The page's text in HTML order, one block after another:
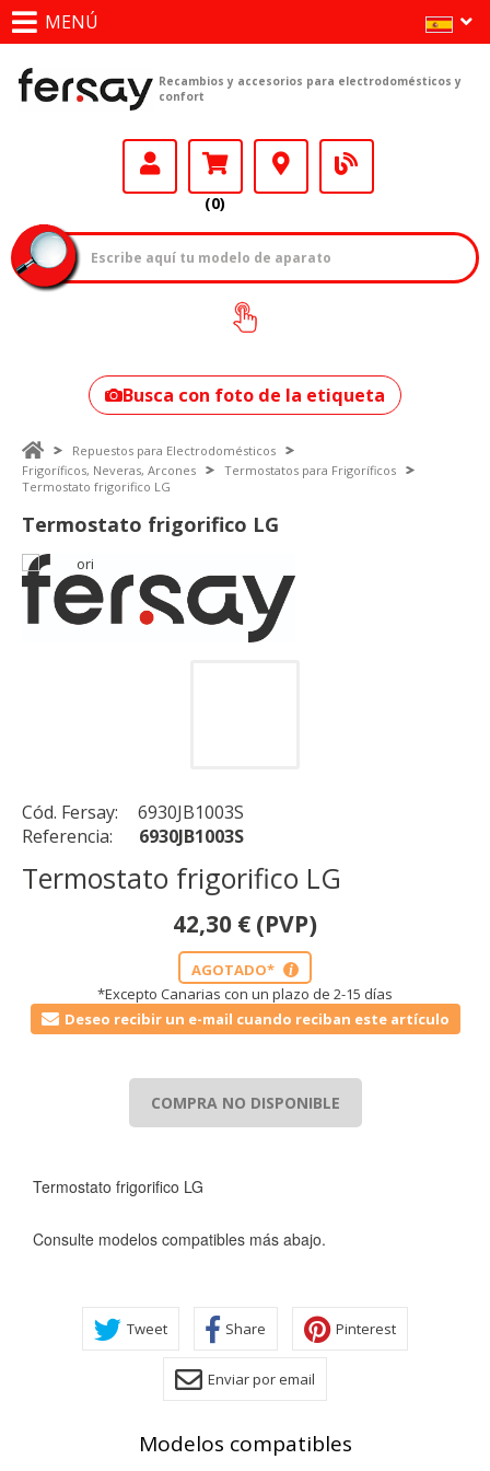
MENÚ
Recambios y accesorios para electrodomésticos y
confort
(0)
¿Cómo encontrar
tu modelo?
Busca con foto de la etiqueta
Repuestos para Electrodomésticos
Frigoríficos, Neveras, Arcones
Termostatos para Frigoríficos
Termostato frigorifico LG
Termostato frigorifico LG
Cód. Fersay:
6930JB1003S
Referencia:
6930JB1003S
Termostato frigorifico LG
42,30 € (PVP)
AGOTADO* i
*Excepto Canarias con un plazo de 2-15 días
Deseo recibir un e-mail cuando reciban este artículo
COMPRA NO DISPONIBLE
Termostato frigorifico LG
Consulte modelos compatibles más abajo.
Tweet Share Pinterest
Enviar por email
Modelos compatibles
CONFIGURACIÓN DE COOKIES